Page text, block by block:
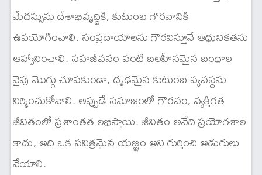
మేధస్సును దేశాభివృద్ధికి, కుటుంబ గౌరవానికి
ఉపయోగించాలి. సంప్రదాయాలను గౌరవిస్తూనే ఆధునికతను
ఆహ్వానించాలి. సహజీవనం వంటి బలహీనమైన బంధాల
వైపు మొగ్గు చూపకుండా, దృఢమైన కుటుంబ వ్యవస్థను
నిర్మించుకోవాలి. అప్పుడే సమాజంలో గౌరవం, వ్యక్తిగత
జీవితంలో ప్రశాంతత లభిస్తాయి. జీవితం అనేది ప్రయోగశాల
కాదు, అది ఒక పవిత్రమైన యజ్ఞం అని గుర్తించి అడుగులు
వేయాలి.